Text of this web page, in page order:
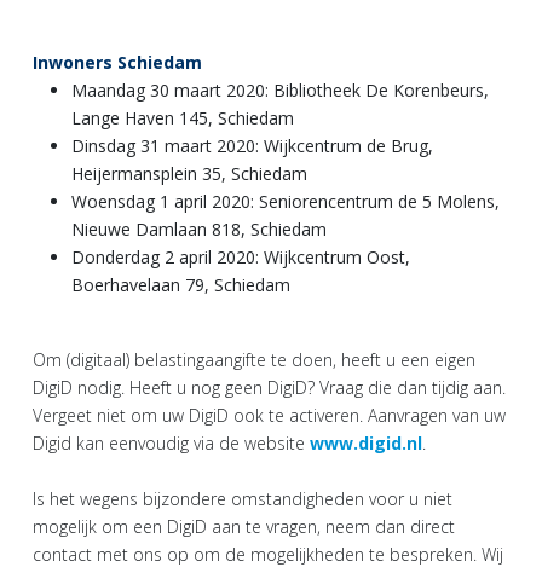
Inwoners Schiedam
Maandag 30 maart 2020: Bibliotheek De Korenbeurs,
Lange Haven 145, Schiedam
Dinsdag 31 maart 2020: Wijkcentrum de Brug,
Heijermansplein 35, Schiedam
Woensdag 1 april 2020: Seniorencentrum de 5 Molens,
Nieuwe Damlaan 818, Schiedam
Donderdag 2 april 2020: Wijkcentrum Oost,
Boerhavelaan 79, Schiedam
Om (digitaal) belastingaangifte te doen, heeft u een eigen
DigiD nodig. Heeft u nog geen DigiD? Vraag die dan tijdig aan.
Vergeet niet om uw DigiD ook te activeren. Aanvragen van uw
Digid kan eenvoudig via de website www.digid.nl
Is het wegens bijzondere omstandigheden voor u niet
mogelijk om een DigiD aan te vragen, neem dan direct
contact met ons op om de mogelijkheden te bespreken. Wij